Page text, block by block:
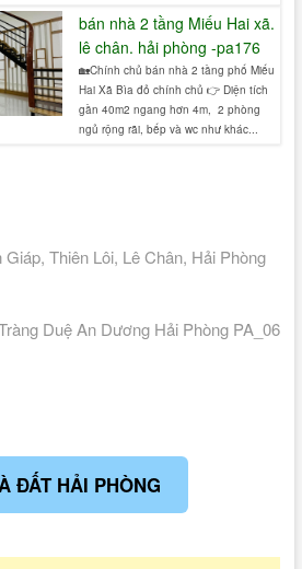
bán nhà 2 tầng Miếu Hai xã.
lê chân. hải phòng -pa176
🏡Chính chủ bán nhà 2 tầng phố Miếu
Hai Xã Bìa đỏ chính chủ 👉 Diện tích
gần 40m2 ngang hơn 4m, 2 phòng
ngủ rộng rãi, bếp và wc như khác...
Thiên Lôi, Lê Chân, Hải Phòng
Duệ An Dương Hải Phòng PA_06
ĐẤT HẢI PHÒNG